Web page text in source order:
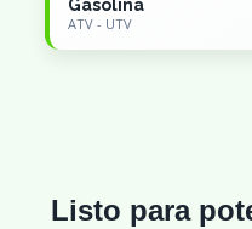
Gasolina
ATV - UTV
Listo para